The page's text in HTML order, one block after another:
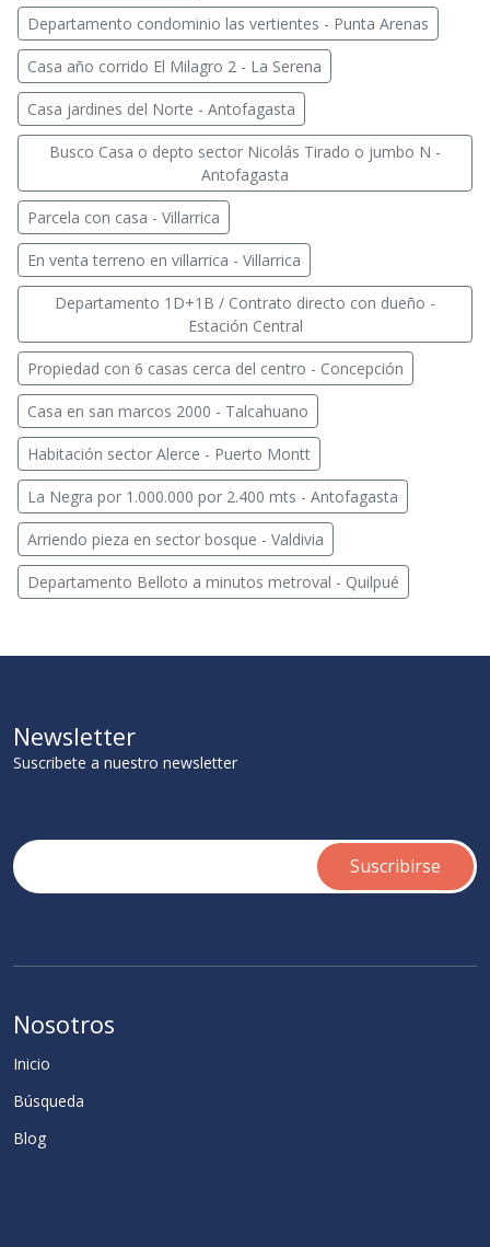
Departamento condominio las vertientes - Punta Arenas
Casa año corrido El Milagro 2 - La Serena
Casa jardines del Norte - Antofagasta
Busco Casa o depto sector Nicolás Tirado o jumbo N -
Antofagasta
Parcela con casa - Villarrica
En venta terreno en villarrica - Villarrica
Departamento 1D+1B / Contrato directo con dueño -
Estación Central
Propiedad con 6 casas cerca del centro - Concepción
Casa en san marcos 2000 - Talcahuano
Habitación sector Alerce - Puerto Montt
La Negra por 1.000.000 por 2.400 mts - Antofagasta
Arriendo pieza en sector bosque - Valdivia
Departamento Belloto a minutos metroval - Quilpué
Newsletter
Suscribete a nuestro newsletter
Nosotros
Inicio
Búsqueda
Blog